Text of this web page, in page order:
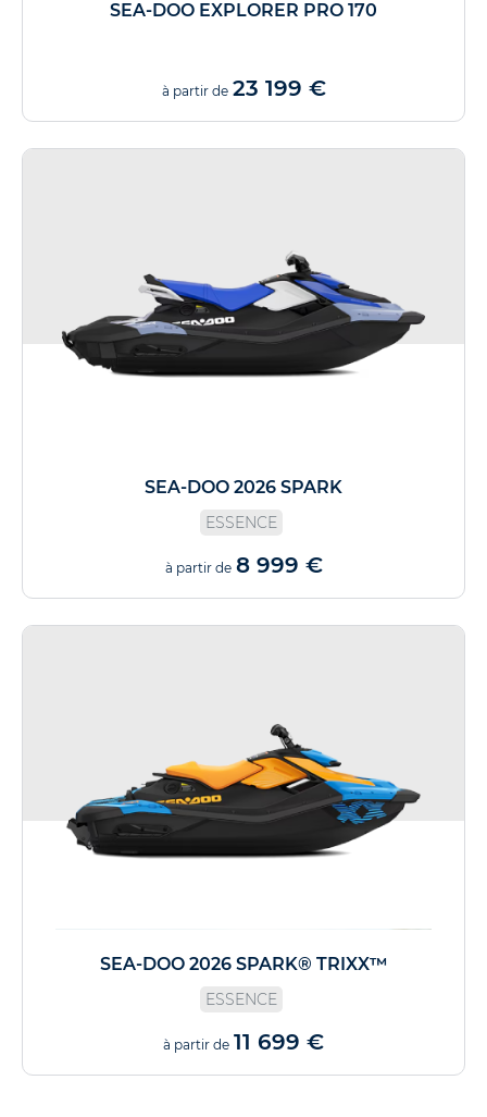
SEA-DOO EXPLORER PRO 170
à partir de 23 199 €
SEA-DOO 2026 SPARK
ESSENCE
à partir de 8 999 €
SEA-DOO 2026 SPARK® TRIXX™
ESSENCE
à partir de 11 699 €